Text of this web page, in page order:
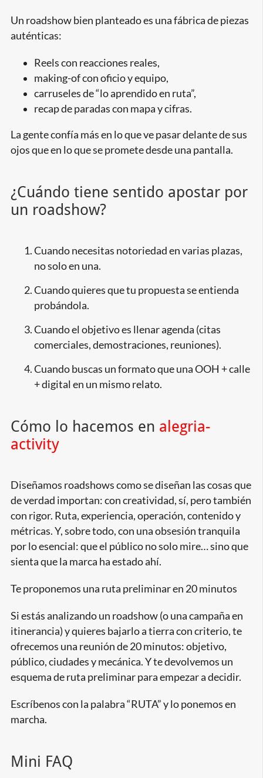
Un roadshow bien planteado es una fábrica de piezas
auténticas:
Reels con reacciones reales,
making-of con oficio y equipo,
carruseles de “lo aprendido en ruta”,
recap de paradas con mapa y cifras.
La gente confía más en lo que ve pasar delante de sus
ojos que en lo que se promete desde una pantalla.
¿Cuándo tiene sentido apostar por
un roadshow?
Cuando necesitas notoriedad en varias plazas,
no solo en una.
Cuando quieres que tu propuesta se entienda
probándola.
Cuando el objetivo es llenar agenda (citas
comerciales, demostraciones, reuniones).
Cuando buscas un formato que una OOH + calle
+ digital en un mismo relato.
Cómo lo hacemos en alegria-
activity
Diseñamos roadshows como se diseñan las cosas que
de verdad importan: con creatividad, sí, pero también
con rigor. Ruta, experiencia, operación, contenido y
métricas. Y, sobre todo, con una obsesión tranquila
por lo esencial: que el público no solo mire… sino que
sienta que la marca ha estado ahí.
Te proponemos una ruta preliminar en 20 minutos
Si estás analizando un roadshow (o una campaña en
itinerancia) y quieres bajarlo a tierra con criterio, te
ofrecemos una reunión de 20 minutos: objetivo,
público, ciudades y mecánica. Y te devolvemos un
esquema de ruta preliminar para empezar a decidir.
Escríbenos con la palabra “RUTA” y lo ponemos en
marcha.
Mini FAQ